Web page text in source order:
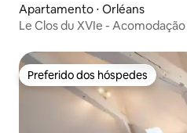
Apartamento ⋅ Orléans
Le Clos du XVIe -
Preferido dos hóspedes
Preferido dos hóspedes